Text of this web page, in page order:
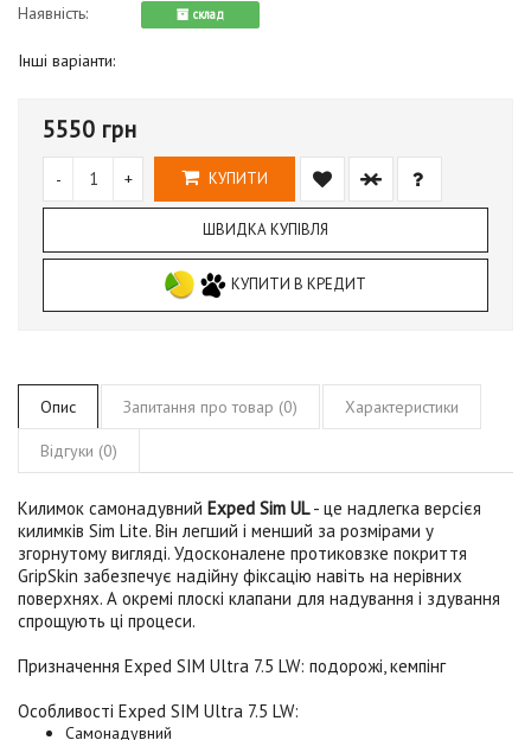
Наявність:
cклад
Інші варіанти:
5550 грн
- + КУПИТИ
ШВИДКА КУПІВЛЯ
КУПИТИ В КРЕДИТ
Опис Запитання про товар (0) Характеристики
Відгуки (0)
Килимок самонадувний Exped Sim UL- це надлегка версієя
килимків Sim Lite. Він легший і менший за розмірами у
згорнутому вигляді. Удосконалене протиковзке покриття
GripSkin забезпечує надійну фіксацію навіть на нерівних
поверхнях. А окремі плоскі клапани для надування і здування
спрощують ці процеси.
Призначення Exped SIM Ultra 7.5 LW: подорожі, кемпінг
Особливості Exped SIM Ultra 7.5 LW:
Самонадувний